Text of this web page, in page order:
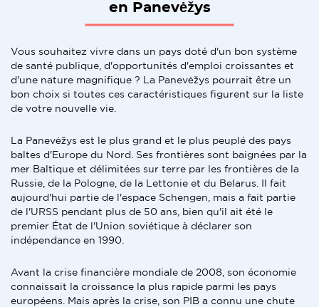
en Panevėžys
Vous souhaitez vivre dans un pays doté d'un bon système
de santé publique, d'opportunités d'emploi croissantes et
d'une nature magnifique ? La Panevėžys pourrait être un
bon choix si toutes ces caractéristiques figurent sur la liste
de votre nouvelle vie.
La Panevėžys est le plus grand et le plus peuplé des pays
baltes d'Europe du Nord. Ses frontières sont baignées par la
mer Baltique et délimitées sur terre par les frontières de la
Russie, de la Pologne, de la Lettonie et du Belarus. Il fait
aujourd'hui partie de l'espace Schengen, mais a fait partie
de l'URSS pendant plus de 50 ans, bien qu'il ait été le
premier État de l'Union soviétique à déclarer son
indépendance en 1990.
Avant la crise financière mondiale de 2008, son économie
connaissait la croissance la plus rapide parmi les pays
européens. Mais après la crise, son PIB a connu une chute